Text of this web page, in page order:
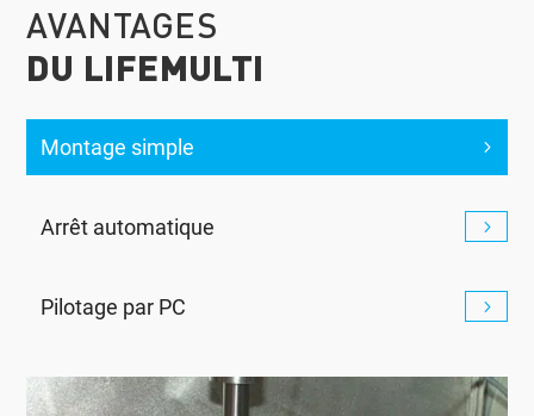
AVANTAGES
DU LIFEMULTI
Montage simple
Arrêt automatique
Pilotage par PC